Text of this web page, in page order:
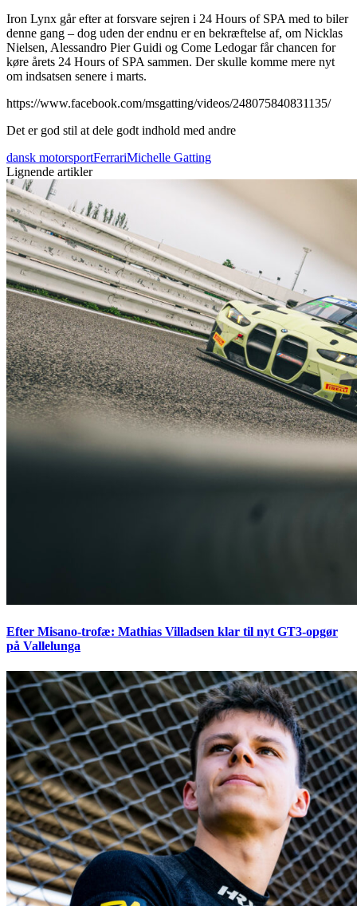
Iron Lynx går efter at forsvare sejren i 24 Hours of SPA med to biler
denne gang – dog uden der endnu er en bekræftelse af, om Nicklas
Nielsen, Alessandro Pier Guidi og Come Ledogar får chancen for
køre årets 24 Hours of SPA sammen. Der skulle komme mere nyt
om indsatsen senere i marts.
https://www.facebook.com/msgatting/videos/248075840831135/
Det er god stil at dele godt indhold med andre
dansk motorsportFerrariMichelle Gatting
Lignende artikler
Efter Misano-trofæ: Mathias Villadsen klar til nyt GT3-opgør
på Vallelunga